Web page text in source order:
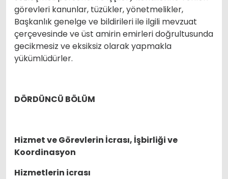
görevleri kanunlar, tüzükler, yönetmelikler,
Başkanlık genelge ve bildirileri ile ilgili mevzuat
çerçevesinde ve üst amirin emirleri doğrultusunda
gecikmesiz ve eksiksiz olarak yapmakla
yükümlüdürler.
DÖRDÜNCÜ BÖLÜM
Hizmet ve Görevlerin İcrası, İşbirliği ve
Koordinasyon
Hizmetlerin icrası